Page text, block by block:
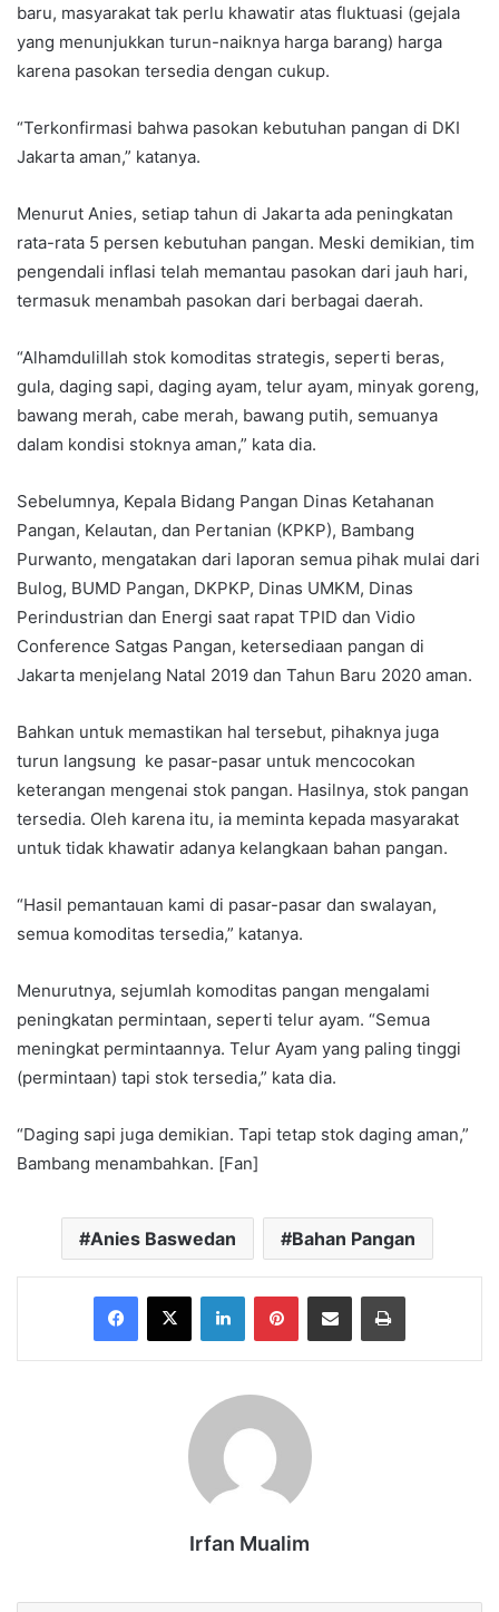
baru, masyarakat tak perlu khawatir atas fluktuasi (gejala
yang menunjukkan turun-naiknya harga barang) harga
karena pasokan tersedia dengan cukup.
“Terkonfirmasi bahwa pasokan kebutuhan pangan di DKI
Jakarta aman,” katanya.
Menurut Anies, setiap tahun di Jakarta ada peningkatan
rata-rata 5 persen kebutuhan pangan. Meski demikian, tim
pengendali inflasi telah memantau pasokan dari jauh hari,
termasuk menambah pasokan dari berbagai daerah.
“Alhamdulillah stok komoditas strategis, seperti beras,
gula, daging sapi, daging ayam, telur ayam, minyak goreng,
bawang merah, cabe merah, bawang putih, semuanya
dalam kondisi stoknya aman,” kata dia.
Sebelumnya, Kepala Bidang Pangan Dinas Ketahanan
Pangan, Kelautan, dan Pertanian (KPKP), Bambang
Purwanto, mengatakan dari laporan semua pihak mulai dari
Bulog, BUMD Pangan, DKPKP, Dinas UMKM, Dinas
Perindustrian dan Energi saat rapat TPID dan Vidio
Conference Satgas Pangan, ketersediaan pangan di
Jakarta menjelang Natal 2019 dan Tahun Baru 2020 aman.
Bahkan untuk memastikan hal tersebut, pihaknya juga
turun langsung ke pasar-pasar untuk mencocokan
keterangan mengenai stok pangan. Hasilnya, stok pangan
tersedia. Oleh karena itu, ia meminta kepada masyarakat
untuk tidak khawatir adanya kelangkaan bahan pangan.
“Hasil pemantauan kami di pasar-pasar dan swalayan,
semua komoditas tersedia,” katanya.
Menurutnya, sejumlah komoditas pangan mengalami
peningkatan permintaan, seperti telur ayam. “Semua
meningkat permintaannya. Telur Ayam yang paling tinggi
(permintaan) tapi stok tersedia,” kata dia.
“Daging sapi juga demikian. Tapi tetap stok daging aman,”
Bambang menambahkan. [Fan]
Anies Baswedan Bahan Pangan
Facebook
X LinkedInPinterestShare via Email Print
Irfan Mualim